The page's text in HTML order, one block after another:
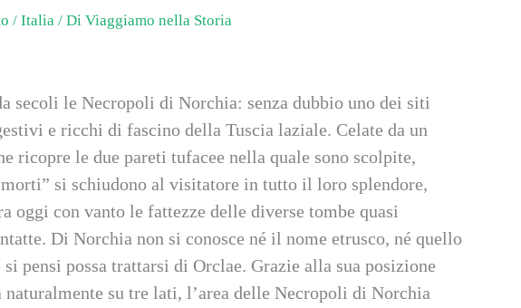
/Italia / DiViaggiamo nella Storia
secoli le Necropoli di Norchia: senza dubbio uno dei siti
e ricchi di fascino della Tuscia laziale. Celate da un
ricopre le due pareti tufacee nella quale sono scolpite,
si schiudono al visitatore in tutto il loro splendore,
oggi con vanto le fattezze delle diverse tombe quasi
Di Norchia non si conosce né il nome etrusco, né quello
si pensi possa trattarsi di Orclae. Grazie alla sua posizione
naturalmente su tre lati, l’area delle Necropoli di Norchia